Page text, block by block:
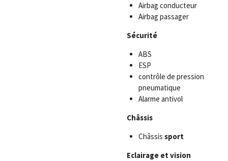
Airbag conducteur
Airbag passager
Sécurité
ABS
ESP
contrôle de pression
pneumatique
Alarme antivol
Châssis
Châssis sport
Eclairage et vision